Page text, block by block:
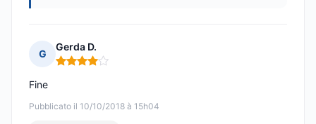
G
Gerda D.
Nota: 4 su 5
Pubblicato il 10/10/2018 à 15h04
Fine